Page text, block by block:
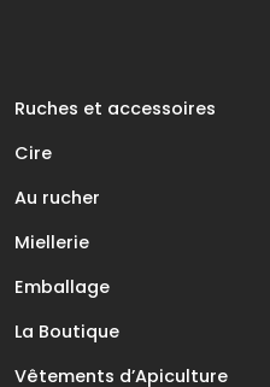
Ruches et accessoires
Cire
Au rucher
Miellerie
Emballage
La Boutique
Vêtements d’Apiculture